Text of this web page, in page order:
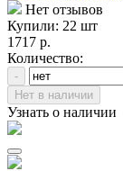
Нет отзывов
Купили: 22 шт
1717 р.
Количество:
-
Нет в наличии
Узнать о наличии